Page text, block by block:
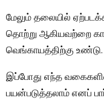
மேலும் தலையில்
தொற்று ஆகியவற்றை
வெங்காயத்திற்கு உண்டு.
இப்போது எந்த
பயன்படுத்தலாம் எனப்